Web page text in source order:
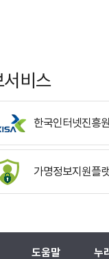
비스
한국인터넷진흥원
가명정보지원플
도움말 누